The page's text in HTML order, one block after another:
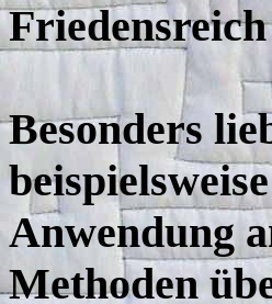
Besonders
Anwendung
Methoden